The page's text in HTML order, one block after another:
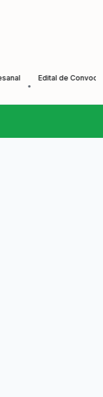
Edital de Convocação